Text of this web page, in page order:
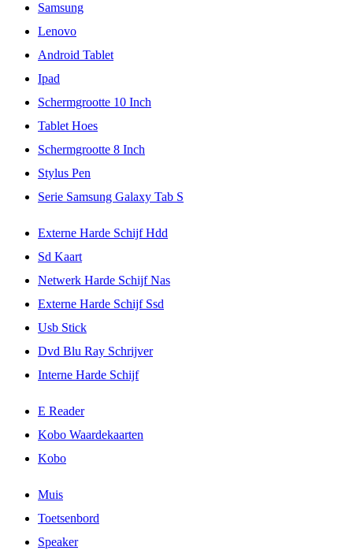
Samsung
Lenovo
Android Tablet
Ipad
Schermgrootte 10 Inch
Tablet Hoes
Schermgrootte 8 Inch
Stylus Pen
Serie Samsung Galaxy Tab S
Externe Harde Schijf Hdd
Sd Kaart
Netwerk Harde Schijf Nas
Externe Harde Schijf Ssd
Usb Stick
Dvd Blu Ray Schrijver
Interne Harde Schijf
E Reader
Kobo Waardekaarten
Kobo
Muis
Toetsenbord
Speaker